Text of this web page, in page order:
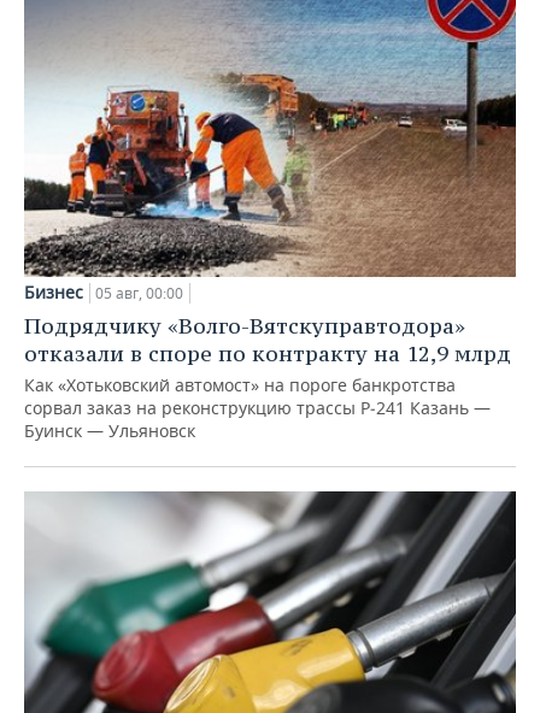
Бизнес 05 авг, 00:00
Подрядчику «Волго-Вятскуправтодора»
отказали в споре по контракту на 12,9 млрд
Как «Хотьковский автомост» на пороге банкротства
сорвал заказ на реконструкцию трассы Р‑241 Казань —
Буинск — Ульяновск